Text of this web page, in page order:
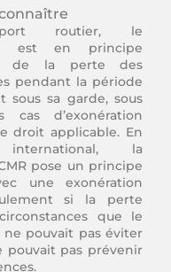
routier, le
est en principe
de la perte des
pendant la période
sous sa garde, sous
cas d’exonération
droit applicable. En
international, la
pose un principe
une exonération
si la perte
que le
pouvait pas éviter
pas prévenir